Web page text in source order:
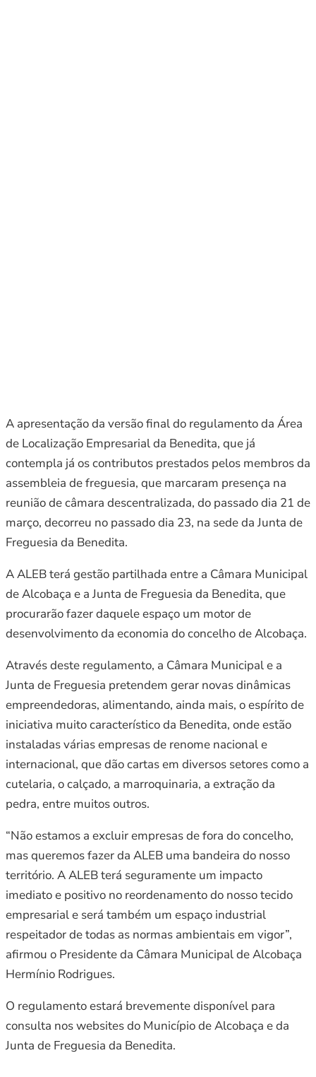
A apresentação da versão final do regulamento da Área
de Localização Empresarial da Benedita, que já
contempla já os contributos prestados pelos membros da
assembleia de freguesia, que marcaram presença na
reunião de câmara descentralizada, do passado dia 21 de
março, decorreu no passado dia 23, na sede da Junta de
Freguesia da Benedita.
A ALEB terá gestão partilhada entre a Câmara Municipal
de Alcobaça e a Junta de Freguesia da Benedita, que
procurarão fazer daquele espaço um motor de
desenvolvimento da economia do concelho de Alcobaça.
Através deste regulamento, a Câmara Municipal e a
Junta de Freguesia pretendem gerar novas dinâmicas
empreendedoras, alimentando, ainda mais, o espírito de
iniciativa muito característico da Benedita, onde estão
instaladas várias empresas de renome nacional e
internacional, que dão cartas em diversos setores como a
cutelaria, o calçado, a marroquinaria, a extração da
pedra, entre muitos outros.
“Não estamos a excluir empresas de fora do concelho,
mas queremos fazer da ALEB uma bandeira do nosso
território. A ALEB terá seguramente um impacto
imediato e positivo no reordenamento do nosso tecido
empresarial e será também um espaço industrial
respeitador de todas as normas ambientais em vigor”,
afirmou o Presidente da Câmara Municipal de Alcobaça
Hermínio Rodrigues.
O regulamento estará brevemente disponível para
consulta nos websites do Município de Alcobaça e da
Junta de Freguesia da Benedita.